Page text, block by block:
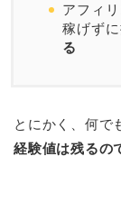
アフィ
稼げず
る
とにかく、何で
経験値は残るの